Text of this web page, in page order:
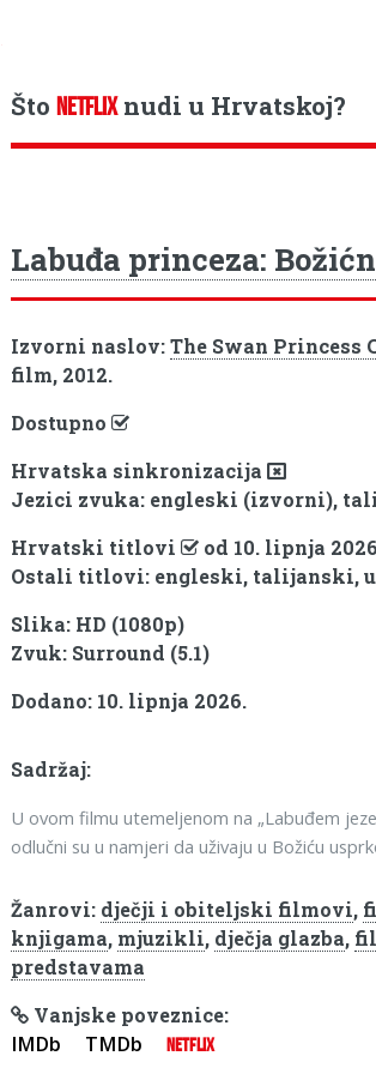
ŠtoNETFLIXnudi u Hrvatskoj?
Labuđa princeza:
Izvorni naslov:The Swan Princess
film, 2012.
Dostupno
Hrvatska sinkronizacija
Jezici zvuka: engleski (izvorni),
Hrvatski titlovi
od 10. lipnja
Ostali titlovi: engleski, talijanski,
Slika: HD (1080p)
Zvuk: Surround (5.1)
Dodano: 10. lipnja 2026.
Sadržaj:
U ovom filmu utemeljenom na „Labuđem
odlučni su u namjeri da uživaju u Božiću
Žanrovi: dječji i obiteljski filmovi,
knjigama, mjuzikli, dječja glazba,
predstavama
Vanjske poveznice:
IMDb TMDb NETFLIX
Toggle